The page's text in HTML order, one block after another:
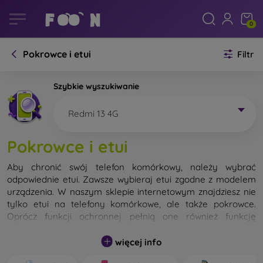
0
Pokrowce i etui Filtr
Szybkie wyszukiwanie
Redmi 13 4G
Pokrowce i etui
Aby chronić swój telefon komórkowy, należy wybrać
odpowiednie etui. Zawsze wybieraj etui zgodne z modelem
urządzenia. W naszym sklepie internetowym znajdziesz nie
tylko etui na telefony komórkowe, ale także pokrowce.
Oprócz funkcji ochronnej pełnią one również funkcję
Pokrowiec na telefon komórkowy możemy również nazwać
więcej info